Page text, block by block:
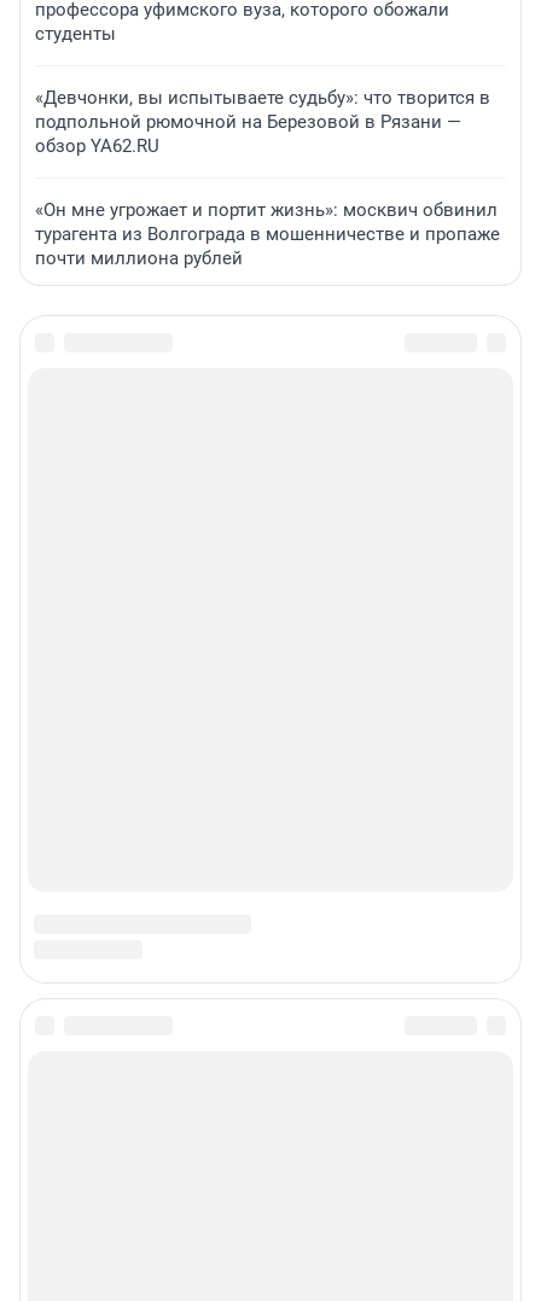
профессора уфимского вуза, которого обожали
студенты
«Девчонки, вы испытываете судьбу»: что творится в
подпольной рюмочной на Березовой в Рязани —
обзор YA62.RU
«Он мне угрожает и портит жизнь»: москвич обвинил
турагента из Волгограда в мошенничестве и пропаже
почти миллиона рублей